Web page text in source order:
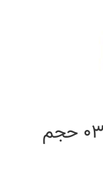
واریاسیون مارال شماره 033 حجم